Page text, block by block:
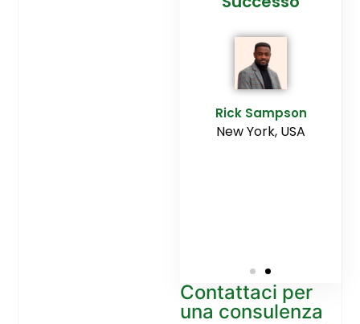
Rick Sampson
New York, USA
Contattaci per
una consulenza